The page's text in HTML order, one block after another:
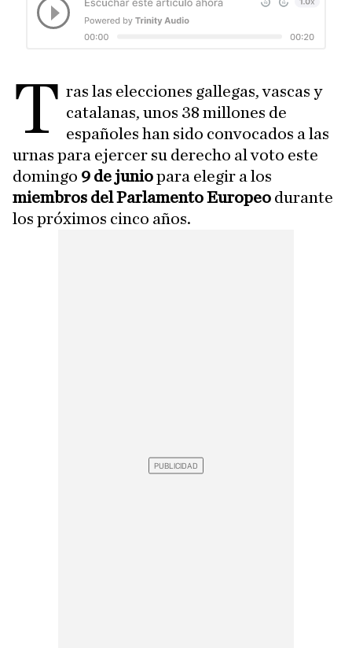
T ras las elecciones gallegas, vascas y
catalanas, unos 38 millones de
españoles han sido convocados a las
urnas para ejercer su derecho al voto este
domingo 9 de juniopara elegir a los
miembros del Parlamento Europeo durante
los próximos cinco años.